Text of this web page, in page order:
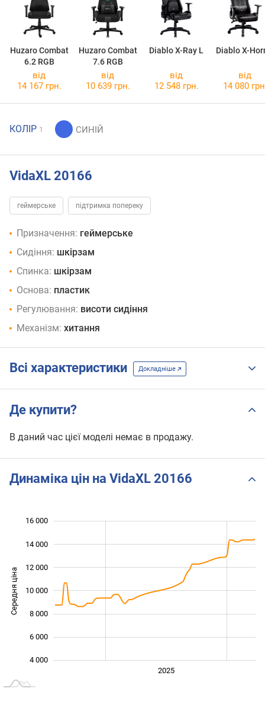
Huzaro Combat
6.2 RGB
Huzaro Combat
7.6 RGB
Diablo X-Ray L Diablo X-
від
14 167 грн.
від
10 639 грн.
від
12 548 грн.
від
14 080
КОЛІР 1
VidaXL 20166
геймерське підтримка попереку
Призначення: геймерське
Сидіння: шкірзам
Спинка: шкірзам
Основа: пластик
Регулювання: висоти сидіння
Механізм: хитання
Всі характеристики Докладніше
Де купити?
В даний час цієї моделі немає в продажу.
Динаміка цін на VidaXL 20166
Середня ціна 10 000
4 000
6 000
8 000
10 000
12 000
14 000
16 000
2025